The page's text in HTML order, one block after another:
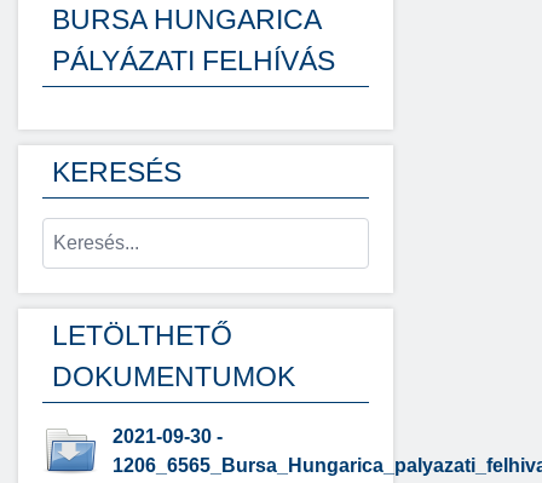
BURSA HUNGARICA
PÁLYÁZATI FELHÍVÁS
KERESÉS
LETÖLTHETŐ
DOKUMENTUMOK
2021-09-30 -